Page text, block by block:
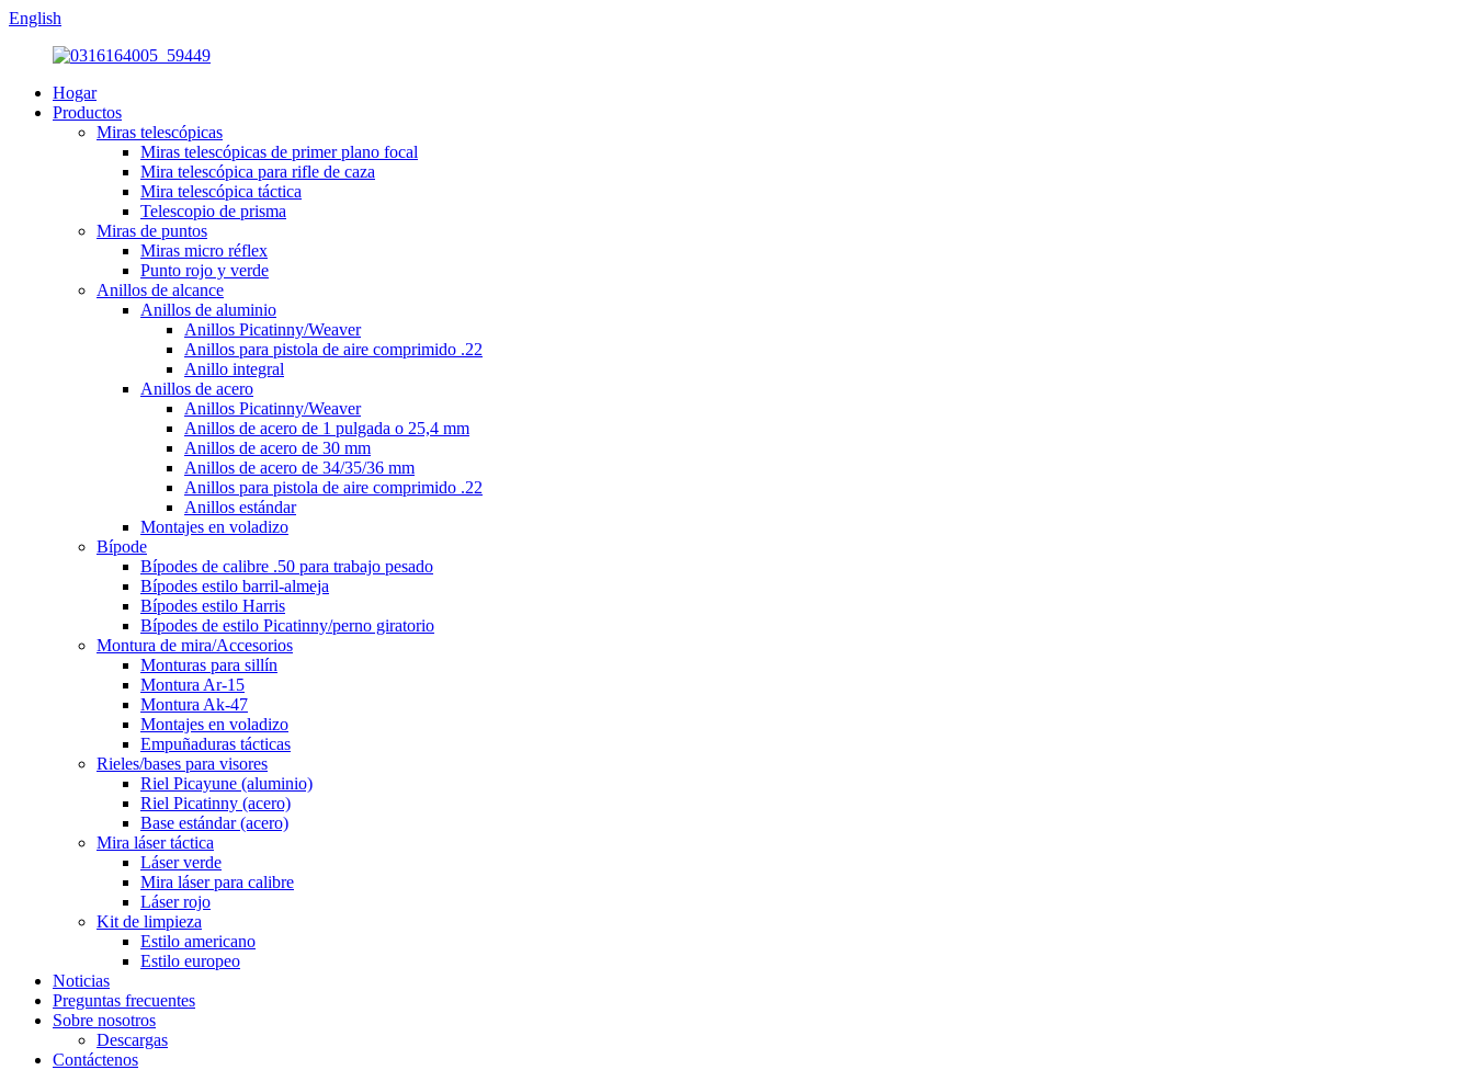
English
Hogar
Productos
Miras telescópicas
Miras telescópicas de primer plano focal
Mira telescópica para rifle de caza
Mira telescópica táctica
Telescopio de prisma
Miras de puntos
Miras micro réflex
Punto rojo y verde
Anillos de alcance
Anillos de aluminio
Anillos Picatinny/Weaver
Anillos para pistola de aire comprimido .22
Anillo integral
Anillos de acero
Anillos Picatinny/Weaver
Anillos de acero de 1 pulgada o 25,4 mm
Anillos de acero de 30 mm
Anillos de acero de 34/35/36 mm
Anillos para pistola de aire comprimido .22
Anillos estándar
Montajes en voladizo
Bípode
Bípodes de calibre .50 para trabajo pesado
Bípodes estilo barril-almeja
Bípodes estilo Harris
Bípodes de estilo Picatinny/perno giratorio
Montura de mira/Accesorios
Monturas para sillín
Montura Ar-15
Montura Ak-47
Montajes en voladizo
Empuñaduras tácticas
Rieles/bases para visores
Riel Picayune (aluminio)
Riel Picatinny (acero)
Base estándar (acero)
Mira láser táctica
Láser verde
Mira láser para calibre
Láser rojo
Kit de limpieza
Estilo americano
Estilo europeo
Noticias
Preguntas frecuentes
Sobre nosotros
Descargas
Contáctenos